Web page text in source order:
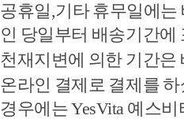
공휴일,기타 휴무일에
인 당일부터 배송기간에
천재지변에 의한 기간
온라인 결제로 결제를
경우에는 YesVita 예스